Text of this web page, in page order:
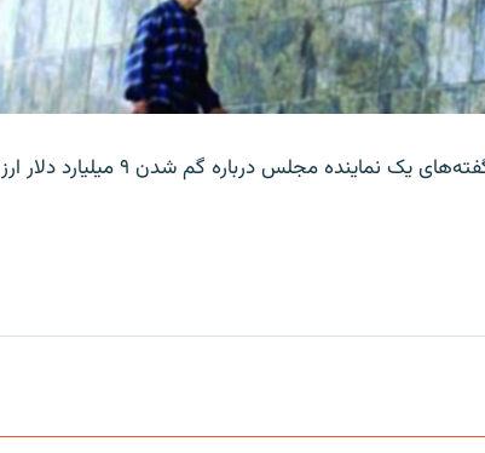
بانک مرکزی ایران روز جمعه با انتشار اطلاعیه‌ای، گفته‌های یک نماینده مجلس درباره گم شدن ۹ میلیارد دلار ارز